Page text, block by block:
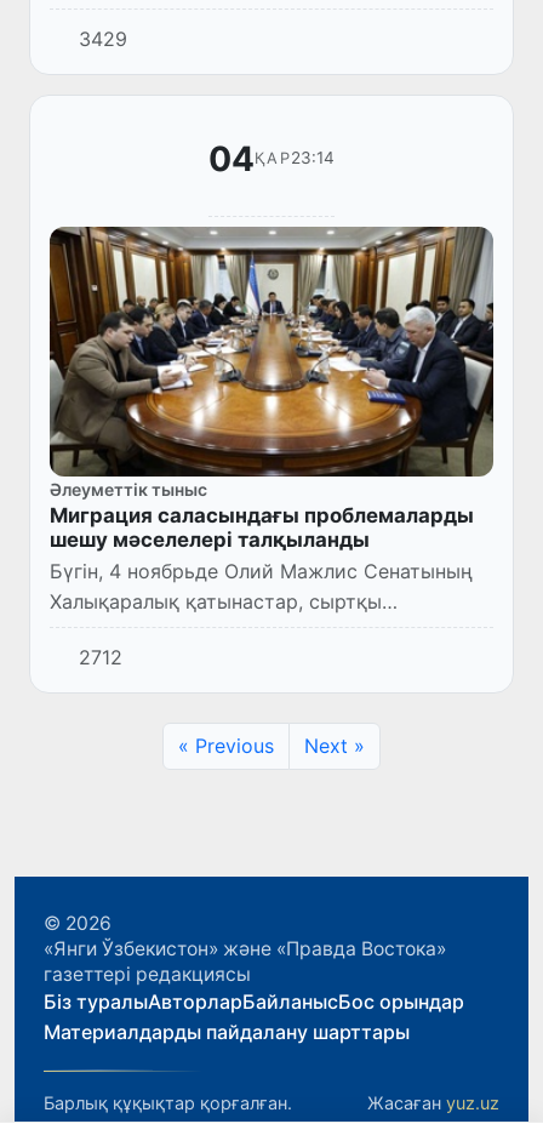
етіп сайлады.
3429
04ҚАР23:14
Әлеуметтік тыныс
Миграция саласындағы проблемаларды
шешу мәселелері талқыланды
Бүгін, 4 ноябрьде Олий Мажлис Сенатының
Халықаралық қатынастар, сыртқы
экономикалық байланыстар, шетелдік
инвестициялар және туризм жөніндегі
комитетінің мәжілісі өтті.
2712
« Previous Next »
© 2026
«Янги Ўзбекистон» және «Правда Востока»
газеттері редакциясы
Біз туралыАвторларБайланысБос орындар
Материалдарды пайдалану шарттары
Барлық құқықтар қорғалған. Жасаған yuz.uz